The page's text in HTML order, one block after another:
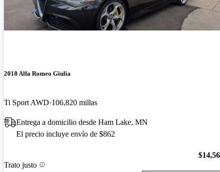
2018 Alfa Romeo Giulia
Ti Sport AWD 106,820 millas
Entrega a domicilio desde Ham Lake, MN
El precio incluye envío de $862
Trato justo